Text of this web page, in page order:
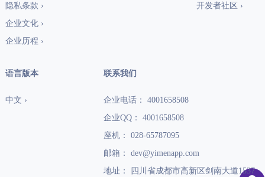
隐私条款 ›
企业文化 ›
企业历程 ›
开发者社区 ›
语言版本
中文 ›
联系我们
企业电话： 4001658508
企业QQ： 4001658508
座机： 028-65787095
邮箱： dev@yimenapp.com
地址： 四川省成都市高新区剑南大道1537